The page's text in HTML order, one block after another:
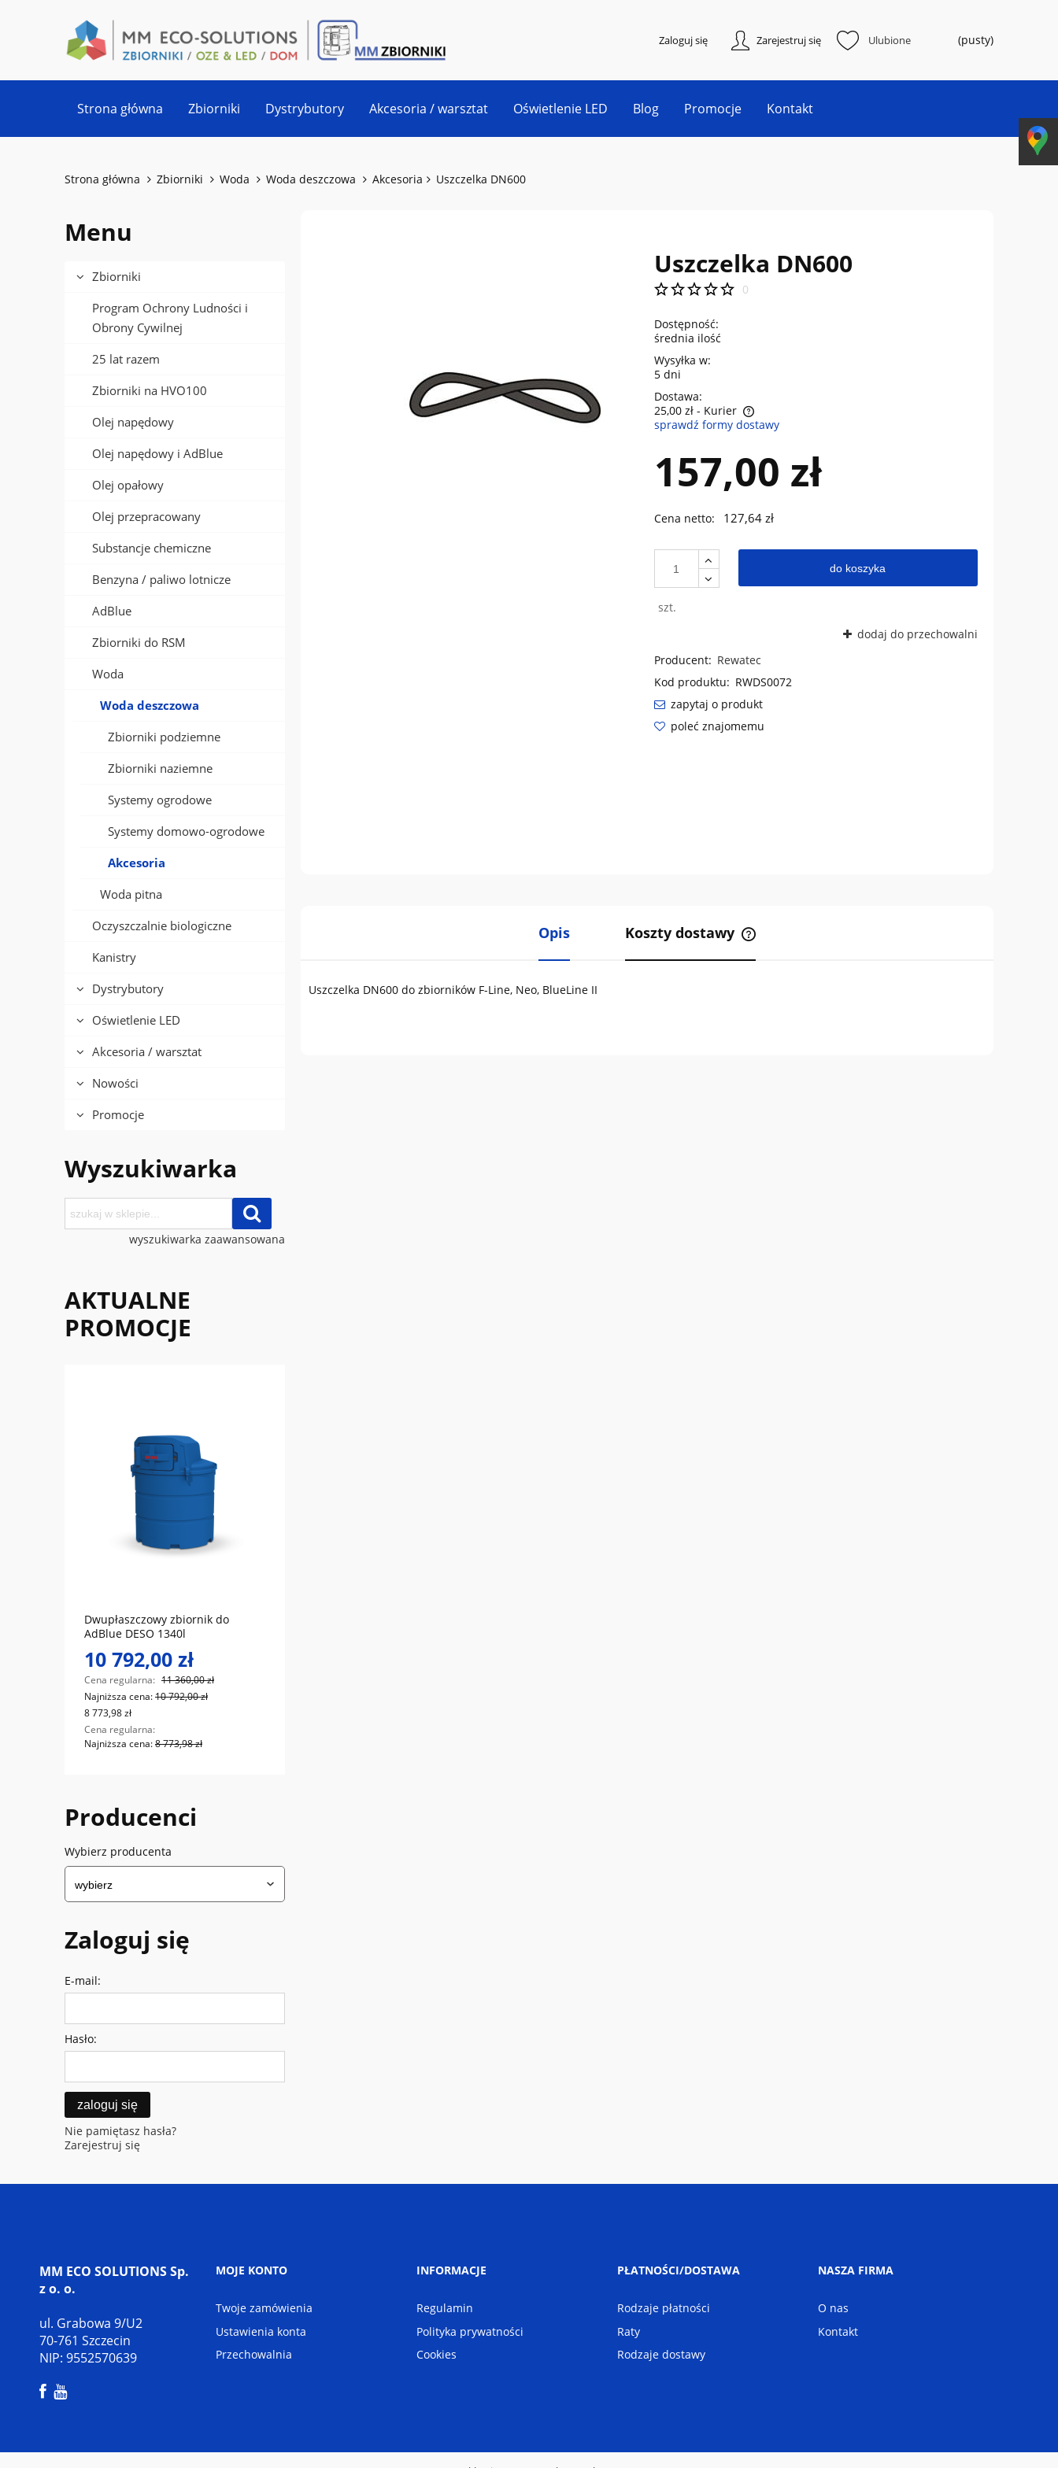
Zarejestruj się
Zaloguj się Ulubione (pusty)
Strona główna Zbiorniki Dystrybutory Akcesoria / warsztat Oświetlenie LED Blog Promocje Kontakt
Strona główna Zbiorniki Woda Woda deszczowa Akcesoria Uszczelka DN600
Menu
Zbiorniki
Program Ochrony Ludności i
Obrony Cywilnej
25 lat razem
Zbiorniki na HVO100
Olej napędowy
Olej napędowy i AdBlue
Olej opałowy
Olej przepracowany
Substancje chemiczne
Benzyna / paliwo lotnicze
AdBlue
Zbiorniki do RSM
Woda
Woda deszczowa
Zbiorniki podziemne
Zbiorniki naziemne
Systemy ogrodowe
Systemy domowo-ogrodowe
Akcesoria
Woda pitna
Oczyszczalnie biologiczne
Kanistry
Dystrybutory
Oświetlenie LED
Akcesoria / warsztat
Nowości
Promocje
Wyszukiwarka
wyszukiwarka zaawansowana
AKTUALNE
PROMOCJE
Dwupłaszczowy zbiornik do
AdBlue DESO 1340l
10 792,00 zł
Cena regularna: 11 360,00 zł
Najniższa cena:10 792,00 zł
8 773,98 zł
Cena regularna:
Najniższa cena:8 773,98 zł
Producenci
Wybierz producenta
Zaloguj się
E-mail:
Hasło:
zaloguj się
Nie pamiętasz hasła?
Zarejestruj się
Uszczelka DN600
0
Dostępność:
średnia ilość
Wysyłka w:
5 dni
Dostawa:
25,00 zł - Kurier
sprawdź formy dostawy
157,00 zł
Cena netto: 127,64 zł
szt.
do koszyka
dodaj do przechowalni
Producent: Rewatec
Kod produktu: RWDS0072
zapytaj o produkt
poleć znajomemu
Opis Koszty dostawy
Uszczelka DN600 do zbiorników F-Line, Neo, BlueLine II
MOJE KONTO
Twoje zamówienia
Ustawienia konta
Przechowalnia
INFORMACJE
Regulamin
Polityka prywatności
Cookies
PŁATNOŚCI/DOSTAWA
Rodzaje płatności
Raty
Rodzaje dostawy
NASZA FIRMA
O nas
Kontakt
MM ECO SOLUTIONS Sp.
z o. o.
ul. Grabowa 9/U2
70-761 Szczecin
NIP: 9552570639